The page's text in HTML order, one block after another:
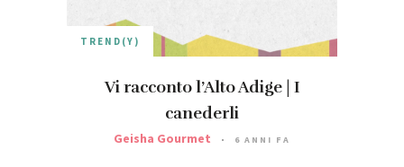
TREND(Y)
Vi racconto l’Alto Adige | I
canederli
Geisha Gourmet 6 ANNI FA